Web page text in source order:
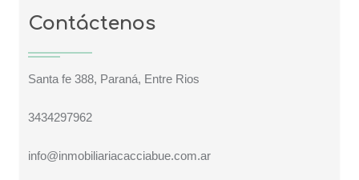
Contáctenos
Santa fe 388, Paraná, Entre Rios
3434297962
info@inmobiliariacacciabue.com.ar